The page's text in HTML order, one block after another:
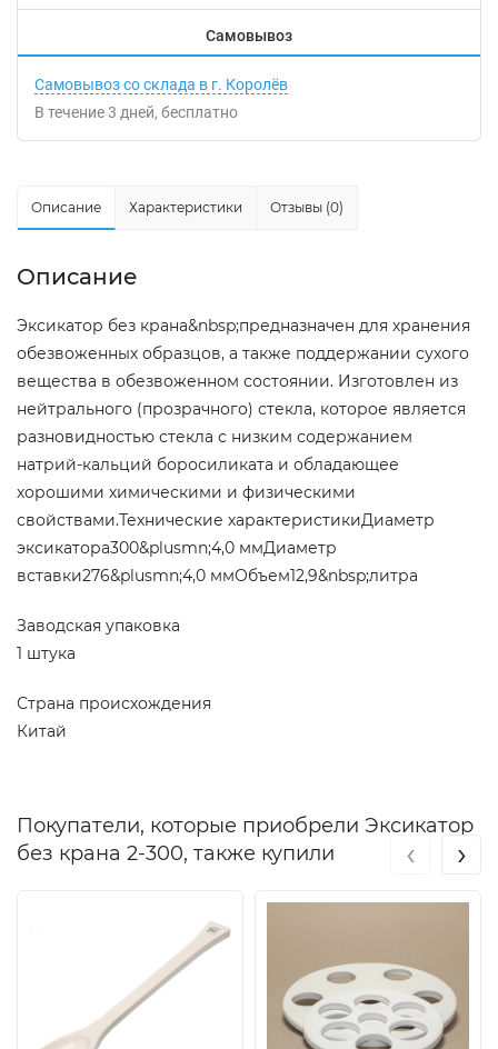
Самовывоз
Самовывоз со склада в г. Королёв
В течение3 дней Бесплатно
Описание Характеристики Отзывы (0)
Описание
Эксикатор без крана&nbsp;предназначен для хранения
обезвоженных образцов, а также поддержании сухого
вещества в обезвоженном состоянии. Изготовлен из
нейтрального (прозрачного) стекла, которое является
разновидностью стекла с низким содержанием
натрий-кальций боросиликата и обладающее
хорошими химическими и физическими
свойствами.Технические характеристикиДиаметр
эксикатора300&plusmn;4,0 ммДиаметр
вставки276&plusmn;4,0 ммОбъем12,9&nbsp;литра
Заводская упаковка
1 штука
Страна происхождения
Китай
Покупатели, которые приобрели Эксикатор
без крана 2-300, также купили
‹ ›